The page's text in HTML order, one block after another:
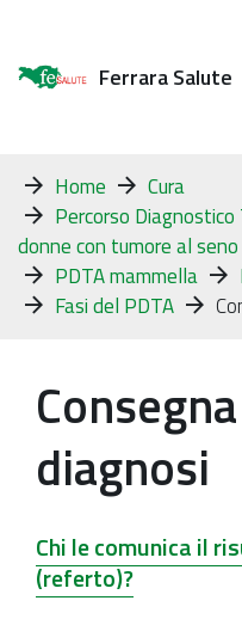
Ferrara Salute
Tu
sei
qui:
Home
Cura
Percorso
donne con tumore al seno
PDTA mammella
Fasi del PDTA
diagnosi
Chi le comunica il
(referto)?